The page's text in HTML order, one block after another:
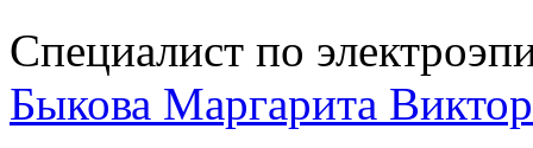
Специалист по
Быкова Маргарита